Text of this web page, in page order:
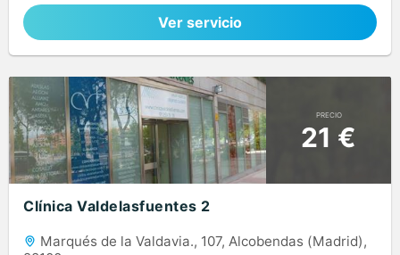
Ver servicio
PRECIO
21 €
Clínica Valdelasfuentes 2
Marqués de la Valdavia., 107, Alcobendas (Madrid),